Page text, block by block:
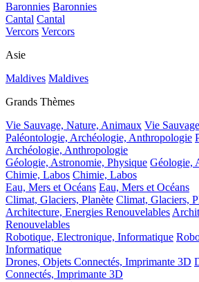
Baronnies Baronnies
Cantal Cantal
Vercors Vercors
Asie
Maldives Maldives
Grands Thèmes
Vie Sauvage, Nature, Animaux Vie
Paléontologie, Archéologie, Anthropologie
Archéologie, Anthropologie
Géologie, Astronomie, Physique Géologie,
Chimie, Labos Chimie, Labos
Eau, Mers et Océans Eau, Mers et Océans
Climat, Glaciers, Planète Climat, Glaciers,
Architecture, Energies Renouvelables
Renouvelables
Robotique, Electronique, Informatique
Informatique
Drones, Objets Connectés, Imprimante 3D
Connectés, Imprimante 3D